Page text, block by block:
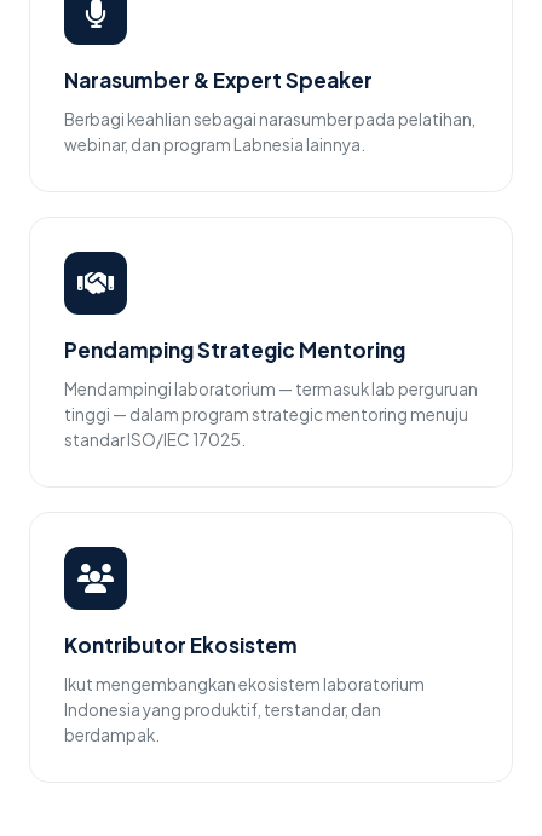
Narasumber & Expert Speaker
Berbagi keahlian sebagai narasumber pada pelatihan,
webinar, dan program Labnesia lainnya.
Pendamping Strategic Mentoring
Mendampingi laboratorium — termasuk lab perguruan
tinggi — dalam program strategic mentoring menuju
standar ISO/IEC 17025.
Kontributor Ekosistem
Ikut mengembangkan ekosistem laboratorium
Indonesia yang produktif, terstandar, dan
berdampak.